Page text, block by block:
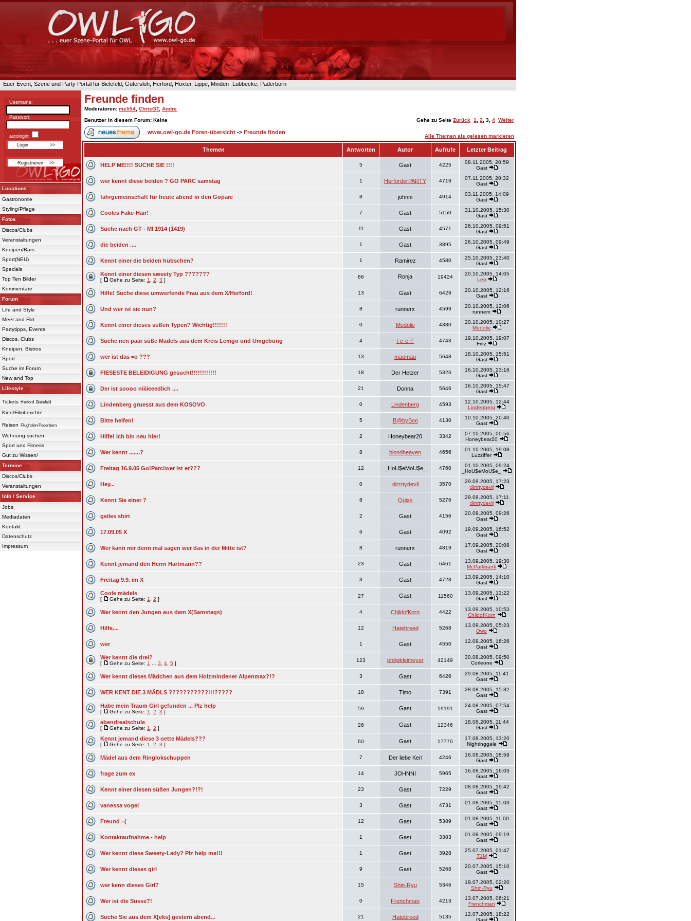
Euer Event, Szene und Party Portal für Bielefeld, Gütersloh, Herford, Höxter, Lippe, Minden- Lübbecke, Paderborn
Username:
Passwort:
autologin:
Locations
Gastronomie
Styling/Pflege
Fotos
Discos/Clubs
Veranstaltungen
Kneipen/Bars
Sport(NEU)
Specials
Top Ten Bilder
Kommentare
Forum
Life and Style
Meet and Flirt
Partytipps, Events
Discos, Clubs
Kneipen, Bistros
Sport
Suche im Forum
New and Top
Lifestyle
Tickets Herford Bielefeld
Kino/Filmberichte
Reisen Flughafen Paderborn
Wohnung suchen
Sport und Fitness
Gut zu Wissen/
Termine
Discos/Clubs
Veranstaltungen
Info / Service
Jobs
Mediadaten
Kontakt
Datenschutz
Impressum
Freunde finden
Moderatoren: meli54 ChrisGT, Andre
Benutzer in diesem Forum: Keine
Gehe zu Seite Zurück 1 2 3 4 Weiter
www.owl-go.de Foren-übersicht -> Freunde finden
Alle Themen als gelesen markieren
Themen Antworten Autor Aufrufe Letzter Beitrag
HELP ME!!!! SUCHE SIE !!!! 5 Gast 4225
08.11.2005, 20:59
Gast
wer kennt diese beiden ? GO PARC samstag 1 HerforderPARTY 4719
07.11.2005, 20:32
Gast
fahrgemeinschaft für heute abend in den Goparc 8 johnni 4914
03.11.2005, 14:09
Gast
Cooles Fake-Hair! 7 Gast 5150
31.10.2005, 15:30
Gast
Suche nach GT - MI 1914 (1419) 11 Gast 4571
26.10.2005, 09:51
Gast
die beiden .... 1 Gast 3895
26.10.2005, 09:49
Gast
Kennt einer die beiden hübschen? 1 Ramirez 4580
25.10.2005, 23:40
Gast
Kennt einer diesen sweety Typ ???????
[ Gehe zu Seite: 1 2 3 ]
66 Ronja 19424
20.10.2005, 14:05
Leo
Hilfe! Suche diese umwerfende Frau aus dem X/Herford! 13 Gast 6429
20.10.2005, 12:16
Gast
Und wer ist sie nun? 8 runnerx 4599
20.10.2005, 12:06
runnerx
Kennt einer dieses süßen Typen? Wichtig!!!!!!! 0 Medolie 4380
20.10.2005, 10:27
Medolie
Suche nen paar süße Mädels aus dem Kreis Lemgo und Umgebung 4 I-c-e-T 4743
19.10.2005, 19:07
Fritz
wer ist das =o ??? 13 maumau 5648
18.10.2005, 15:51
Gast
FIESESTE BELEIDIGUNG gesucht!!!!!!!!!!!! 18 Der Hetzer 5326
16.10.2005, 23:16
Gast
Der ist soooo niiiieeedlich .... 21 Donna 5646
16.10.2005, 15:47
Gast
Lindenberg gruesst aus dem KOSOVO 0 Lindenberg 4593
12.10.2005, 12:44
Lindenberg
Bitte helfen! 5 B@byBoo 4130
10.10.2005, 20:40
Gast
Hilfe! Ich bin neu hier! 2 Honeybear20 3342
07.10.2005, 00:56
Honeybear20
Wer kennt .......? 8 blondheaven 4656
01.10.2005, 19:08
Luzziffer
Freitag 16.9.05 Go!Parc!wer ist er??? 12 _HoU$eMoU$e_ 4760
01.10.2005, 09:24
_HoU$eMoU$e_
Hey... 0 dirrrtydevil 3570
29.09.2005, 17:23
dirrrtydevil
Kennt Sie einer ? 8 Quixs 5276
29.09.2005, 17:11
dirrrtydevil
geiles shirt 2 Gast 4156
20.09.2005, 09:26
Gast
17.09.05 X 6 Gast 4092
19.09.2005, 16:52
Gast
Wer kann mir denn mal sagen wer das in der Mitte ist? 8 runnerx 4819
17.09.2005, 20:08
Gast
Kennt jemand den Herrn Hartmann?? 23 Gast 6461
13.09.2005, 19:30
McParkbank
Freitag 9.9. im X 3 Gast 4728
13.09.2005, 14:10
Gast
Coole mädels
[ Gehe zu Seite: 1 2 ]
27 Gast 11560
13.09.2005, 12:22
Gast
Wer kennt den Jungen aus dem X(Samstags) 4 ChildofKorn 4422
13.09.2005, 10:53
ChildofKorn
Hilfe.... 12 Hatebreed 5268
13.09.2005, 05:23
Owo
wer 1 Gast 4550
12.09.2005, 16:26
Gast
Wer kennt die drei?
[ Gehe zu Seite: 1 3 4 5 ]
123 philipkleimeyer 42149
30.08.2005, 09:50
Corleone
Wer kennt dieses Mädchen aus dem Holzmindener Alpenmax?!? 3 Gast 6426
29.08.2005, 11:41
Gast
WER KENT DIE 3 MÄDLS ???????????!!!????? 18 Timo 7391
28.08.2005, 15:32
Gast
Habe mein Traum Girl gefunden ... Plz help
[ Gehe zu Seite: 1 2 3 ]
59 Gast 19191
24.08.2005, 07:54
Gast
abendrealschule
[ Gehe zu Seite: 1 2 ]
26 Gast 12346
18.08.2005, 11:44
Gast
Kennt jemand diese 3 nette Mädels???
[ Gehe zu Seite: 1 2 3 ]
60 Gast 17770
17.08.2005, 13:20
Nightinggale
Mädel aus dem Ringlokschuppen 7 Der liebe Kerl 4246
16.08.2005, 18:59
Gast
frage zum ex 14 JOHNNI 5965
16.08.2005, 16:03
Gast
Kennt einer diesen süßen Jungen?!?! 23 Gast 7229
08.08.2005, 19:42
Gast
vanessa vogel 3 Gast 4731
01.08.2005, 15:03
Gast
Freund =( 12 Gast 5389
01.08.2005, 11:00
Gast
Kontaktaufnahme - help 1 Gast 3383
01.08.2005, 09:19
Gast
Wer kennt diese Sweety-Lady? Plz help me!!! 1 Gast 3928
25.07.2005, 01:47
T1M
Wer kennt dieses girl 9 Gast 5268
20.07.2005, 15:10
Gast
wer kenn dieses Girl? 15 Shin-Ryu 5346
19.07.2005, 02:20
Shin-Ryu
Wer ist die Süsse?! 0 Frenchman 4213
13.07.2005, 06:21
Frenchman
Suche Sie aus dem X[eks] gestern abend... 21 Hatebreed 5135
12.07.2005, 18:22
Gast